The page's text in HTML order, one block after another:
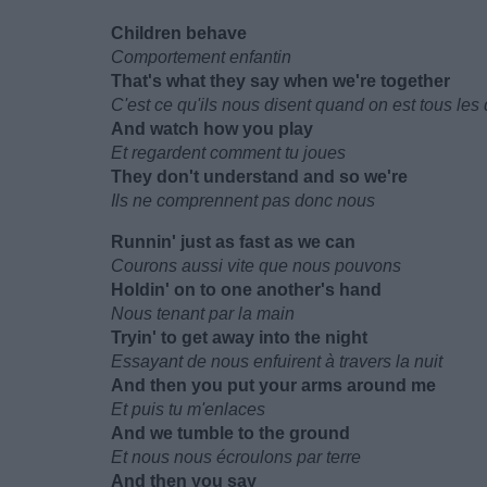
Children behave
Comportement enfantin
That's what they say when we're together
C'est ce qu'ils nous disent quand on est tous les
And watch how you play
Et regardent comment tu joues
They don't understand and so we're
Ils ne comprennent pas donc nous
Runnin' just as fast as we can
Courons aussi vite que nous pouvons
Holdin' on to one another's hand
Nous tenant par la main
Tryin' to get away into the night
Essayant de nous enfuirent à travers la nuit
And then you put your arms around me
Et puis tu m'enlaces
And we tumble to the ground
Et nous nous écroulons par terre
And then you say